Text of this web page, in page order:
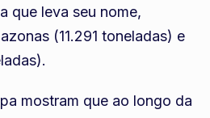
que leva seu nome,
(11.291 toneladas) e
mostram que ao longo da